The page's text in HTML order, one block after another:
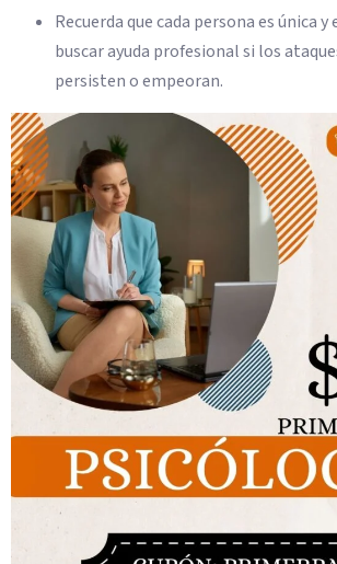
Recuerda que cada persona es única
buscar ayuda profesional si los
persisten o empeoran.